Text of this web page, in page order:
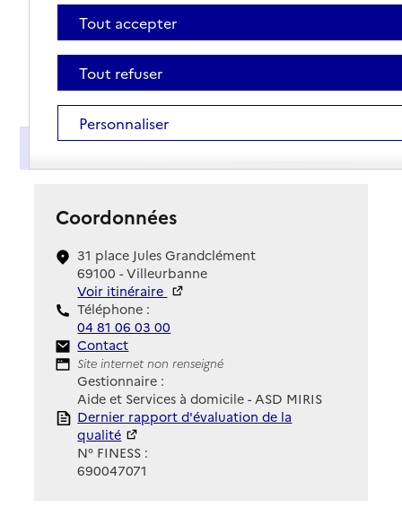
Coordonnées
31 place Jules Grandclément
69100 - Villeurbanne
Voir itinéraire
Téléphone :
04 81 06 03 00
Contact
Contact
Site Internet
Site internet non renseigné
Gestionnaire :
Aide et Services à domicile - ASD MIRIS
Rapport HAS
Dernier rapport d'évaluation de la
qualité
N° FINESS :
690047071
Tout accepter
Tout refuser
Personnaliser